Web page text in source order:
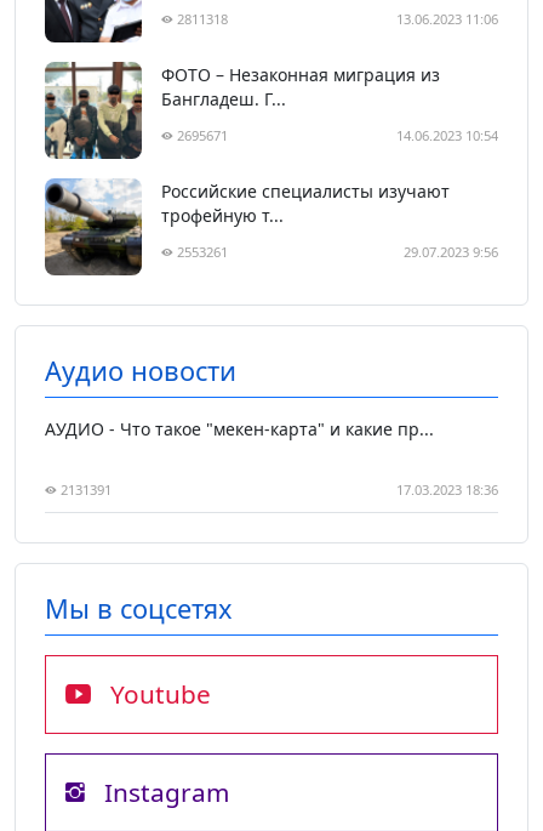
2811318 13.06.2023 11:06
ФОТО – Незаконная миграция из
Бангладеш. Г...
2695671 14.06.2023 10:54
Российские специалисты изучают
трофейную т...
2553261 29.07.2023 9:56
Аудио новости
АУДИО - Что такое "мекен-карта" и какие пр...
2131391 17.03.2023 18:36
Мы в соцсетях
Youtube
Instagram